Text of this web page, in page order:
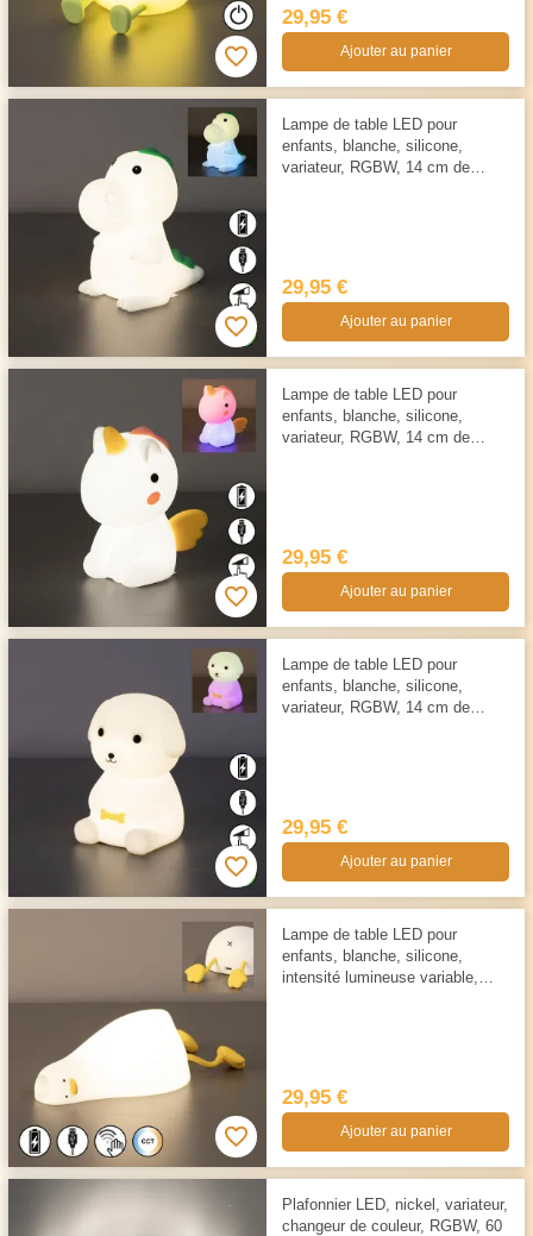
29,95 €
Ajouter au panier
Lampe de table LED pour
enfants, blanche, silicone,
variateur, RGBW, 14 cm de
29,95 €
Ajouter au panier
Lampe de table LED pour
enfants, blanche, silicone,
variateur, RGBW, 14 cm de
29,95 €
Ajouter au panier
Lampe de table LED pour
enfants, blanche, silicone,
variateur, RGBW, 14 cm de
29,95 €
Ajouter au panier
Lampe de table LED pour
enfants, blanche, silicone,
intensité lumineuse variable,
29,95 €
Ajouter au panier
Plafonnier LED, nickel, variateur,
changeur de couleur, RGBW, 60